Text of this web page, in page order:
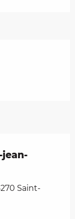
jean-
Saint-